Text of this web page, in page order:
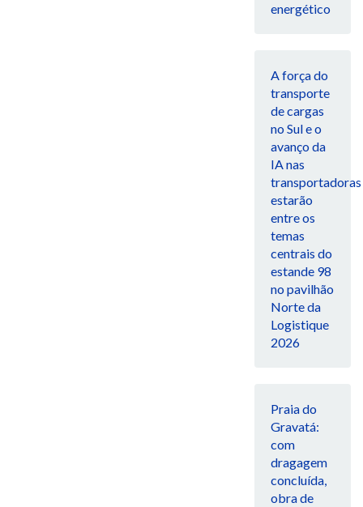
energético
A força do
transporte
de cargas
no Sul e o
avanço da
IA nas
transportadoras
estarão
entre os
temas
centrais do
estande 98
no pavilhão
Norte da
Logistique
2026
Praia do
Gravatá:
com
dragagem
concluída,
obra de